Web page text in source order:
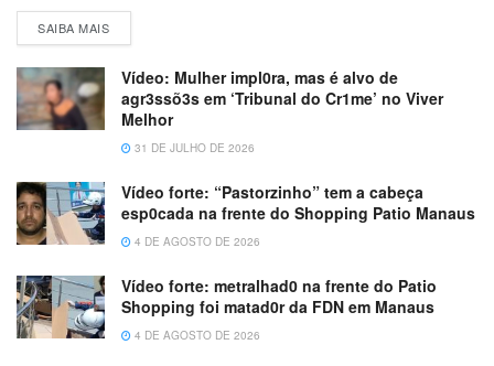
SAIBA MAIS
Vídeo: Mulher impl0ra, mas é alvo de
agr3ssõ3s em ‘Tribunal do Cr1me’ no Viver
Melhor
31 DE JULHO DE 2026
Vídeo forte: “Pastorzinho” tem a cabeça
esp0cada na frente do Shopping Patio Manaus
4 DE AGOSTO DE 2026
Vídeo forte: metralhad0 na frente do Patio
Shopping foi matad0r da FDN em Manaus
4 DE AGOSTO DE 2026